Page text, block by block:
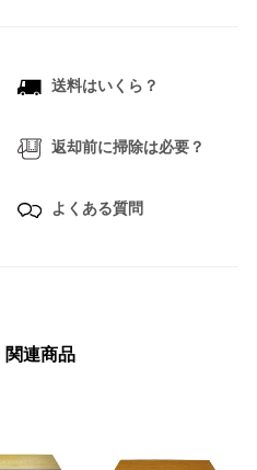
送料はいくら？
返却前に掃除は必要？
よくある質問
関連商品